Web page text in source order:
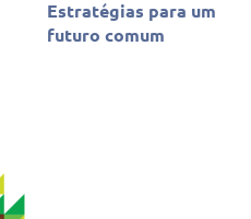
Estratégias para um
futuro comum